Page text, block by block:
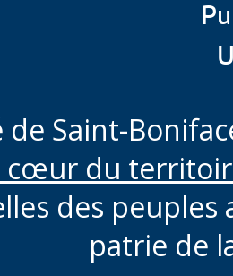
de Saint-
cœur du
des peuples
patrie de